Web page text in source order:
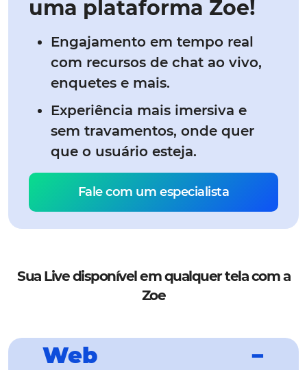
uma plataforma Zoe!
Engajamento em tempo real
com recursos de chat ao vivo,
enquetes e mais.
Experiência mais imersiva e
sem travamentos, onde quer
que o usuário esteja.
Fale com um especialista
Sua Live disponível em qualquer tela com a
Zoe
Web